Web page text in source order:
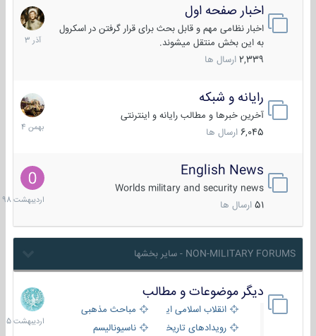
اخبار صفحه اول
اخبار نظامی مهم و قابل بحث برای قرار گرفتن در اسکرول
به این بخش منتقل میشوند.
2,339 ارسال ها
7
آذر
1403
رایانه و شبکه
آخرین خبرها و مطالب رایانه و اینترنتی
6,045 ارسال ها
30
بهمن
1404
English News
Worlds military and security news
51 ارسال ها
10
1398
NON-MILITARY FORUMS - سایر بخشها
دیگر موضوعات و مطالب
انقلاب اسلامی ایران
مباحث مذهبی
رویدادهای تاریخی و مذهبیناسیونالیسم
8
1405